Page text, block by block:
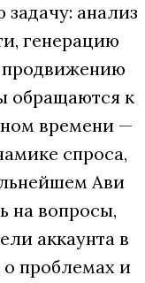
задачу: анализ
генерацию
продвижению
обращаются к
времени —
спроса,
Ави
на вопросы,
аккаунта в
проблемах и